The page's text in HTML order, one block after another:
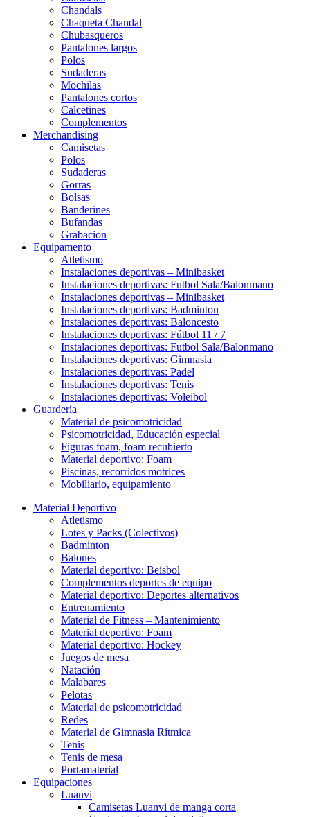
Chandals
Chaqueta Chandal
Chubasqueros
Pantalones largos
Polos
Sudaderas
Mochilas
Pantalones cortos
Calcetines
Complementos
Merchandising
Camisetas
Polos
Sudaderas
Gorras
Bolsas
Banderines
Bufandas
Grabacion
Equipamento
Atletismo
Instalaciones deportivas – Minibasket
Instalaciones deportivas: Futbol Sala/Balonmano
Instalaciones deportivas – Minibasket
Instalaciones deportivas: Badminton
Instalaciones deportivas: Baloncesto
Instalaciones deportivas: Fútbol 11 / 7
Instalaciones deportivas: Futbol Sala/Balonmano
Instalaciones deportivas: Gimnasia
Instalaciones deportivas: Padel
Instalaciones deportivas: Tenis
Instalaciones deportivas: Voleibol
Guardería
Material de psicomotricidad
Psicomotricidad, Educación especial
Figuras foam, foam recubierto
Material deportivo: Foam
Piscinas, recorridos motrices
Mobiliario, equipamiento
Material Deportivo
Atletismo
Lotes y Packs (Colectivos)
Badminton
Balones
Material deportivo: Beisbol
Complementos deportes de equipo
Material deportivo: Deportes alternativos
Entrenamiento
Material de Fitness – Mantenimiento
Material deportivo: Foam
Material deportivo: Hockey
Juegos de mesa
Natación
Malabares
Pelotas
Material de psicomotricidad
Redes
Material de Gimnasia Rítmica
Tenis
Tenis de mesa
Portamaterial
Equipaciones
Luanvi
Camisetas Luanvi de manga corta